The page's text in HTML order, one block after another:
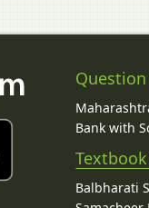
Bank with
Balbharati